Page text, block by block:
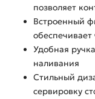
позволяет
Встроенный
обеспечивает
Удобная
наливания
Стильный
сервировку